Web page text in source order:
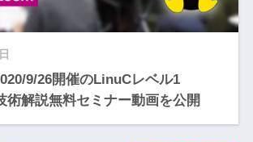
9/26開催のLinuCレベル1
術解説無料セミナー動画を公開